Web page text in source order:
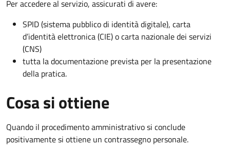
Per accedere al servizio, assicurati di avere:
SPID (sistema pubblico di identità digitale), carta
d’identità elettronica (CIE) o carta nazionale dei servizi
(CNS)
tutta la documentazione prevista per la presentazione
della pratica.
Cosa si ottiene
Quando il procedimento amministrativo si conclude
positivamente si ottiene un contrassegno personale.